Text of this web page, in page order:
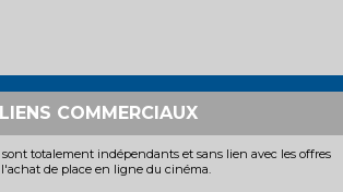
LIENS COMMERCIAUX
totalement indépendants et sans lien avec les offres
de place en ligne du cinéma.